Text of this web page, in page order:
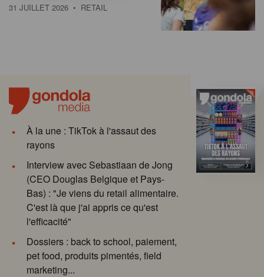
31 JUILLET 2026 • RETAIL
À la une : TikTok à l'assaut des
rayons
Interview avec Sebastiaan de Jong
(CEO Douglas Belgique et Pays-
Bas) : "Je viens du retail alimentaire.
C'est là que j'ai appris ce qu'est
l'efficacité"
Dossiers : back to school, paiement,
pet food, produits pimentés, field
marketing...